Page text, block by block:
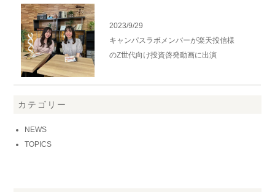
2023/9/29
キャンパスラボメンバーが楽天投信様
のZ世代向け投資啓発動画に出演
カテゴリー
NEWS
TOPICS